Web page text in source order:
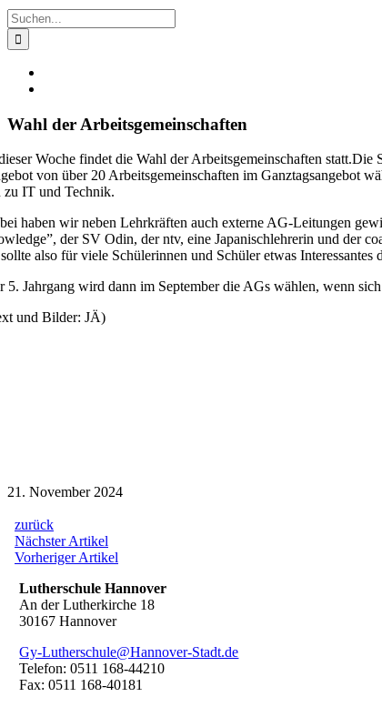
Suche
nach:
Wahl der Arbeitsgemeinschaften
Woche findet die Wahl der Arbeitsgemeinschaften
von über 20 Arbeitsgemeinschaften im Ganztagsangebot
zu IT und Technik.
haben wir neben Lehrkräften auch externe AG-Leitungen
der SV Odin, der ntv, eine Japanischlehrerin und der
also für viele Schülerinnen und Schüler etwas Interessantes
5. Jahrgang wird dann im September die AGs wählen, wenn
und Bilder: JÄ)
21. November 2024
zurück
Beitragsnavigation
Nächster Artikel
Artikel:
Vorheriger Artikel
Lutherschule Hannover
An der Lutherkirche 18
30167 Hannover
Gy-Lutherschule@Hannover-Stadt.de
Telefon: 0511 168-44210
Fax: 0511 168-40181